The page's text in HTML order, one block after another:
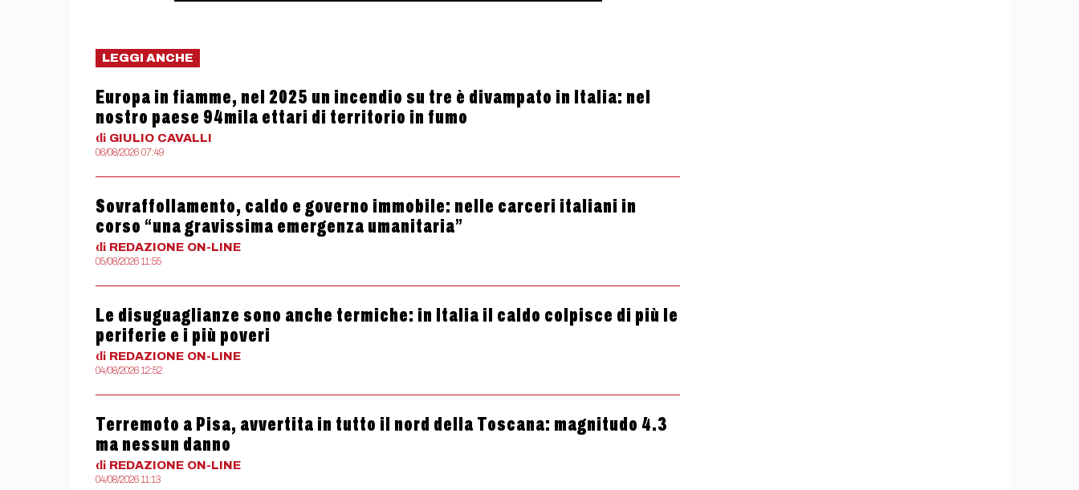
LEGGI ANCHE
Europa in fiamme, nel 2025 un incendio su tre è divampato in Italia: nel
nostro paese 94mila ettari di territorio in fumo
di GIULIO CAVALLI
06/08/2026 07:49
Sovraffollamento, caldo e governo immobile: nelle carceri italiani in
corso “una gravissima emergenza umanitaria”
di REDAZIONE ON-LINE
05/08/2026 11:55
Le disuguaglianze sono anche termiche: in Italia il caldo colpisce di più le
periferie e i più poveri
di REDAZIONE ON-LINE
04/08/2026 12:52
Terremoto a Pisa, avvertita in tutto il nord della Toscana: magnitudo 4.3
ma nessun danno
di REDAZIONE ON-LINE
04/08/2026 11:13